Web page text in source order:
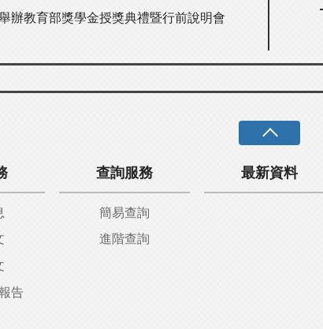
辦教育部獎學金授獎典禮暨行前說明會
告
查詢服務
簡易查詢
進階查詢
最新資料